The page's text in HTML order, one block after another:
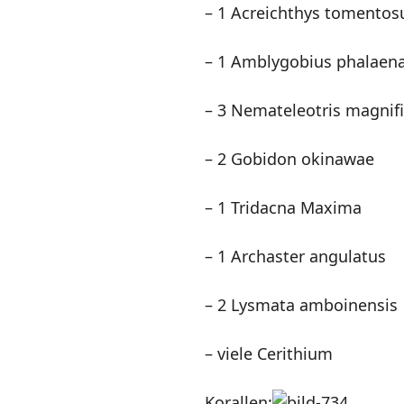
– 1 Acreichthys
– 1 Amblygobius
– 3 Nemateleotris
– 2 Gobidon okinawae
– 1 Tridacna Maxima
– 1 Archaster angulatus
– 2 Lysmata amboinensis
– viele Cerithium